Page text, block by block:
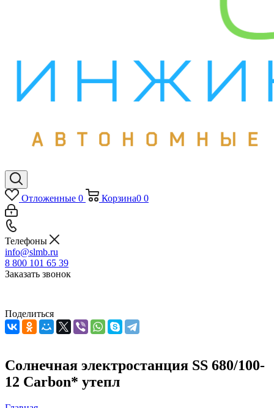
Отложенные 0 Корзина0 0
Телефоны
info@slmb.ru
8 800 101 65 39
Заказать звонок
Поделиться
Солнечная электростанция SS 680/100-
12 Carbon* утепл